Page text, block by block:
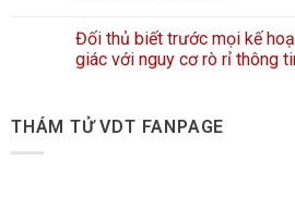
Đối thủ biết trước mọi kế
giác với nguy cơ rò rỉ thông
THÁM TỬ VDT FANPAGE